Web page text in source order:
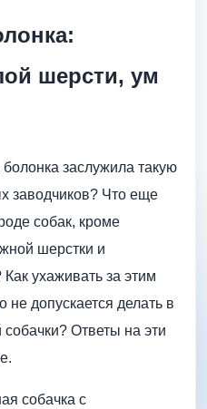
шерсти, ум
заслужила такую
заводчиков? Что еще
собак, кроме
шерстки и
Как ухаживать за этим
допускается делать в
Ответы на эти
собачка с